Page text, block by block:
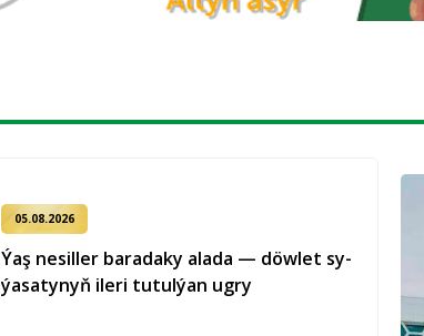
05.08.2026
Ýaş ne­sil­ler ba­ra­da­ky ala­da — döw­let sy­
ýa­sa­ty­nyň ile­ri tu­tul­ýan ug­ry